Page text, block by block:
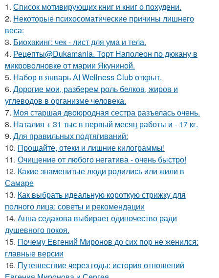
1. Список мотивирующих книг и книг о похудени.
2. Некоторые психосоматические причины лишнего
веса:
3. Биохакинг: чек - лист для ума и тела.
4. Рецепты@Dukamania. Торт Наполеон по дюкану в
микроволновке от марии Якуниной.
5. Набор в январь AI Wellness Club открыт.
6. Дорогие мои, разберем роль белков, жиров и
углеводов в организме человека.
7. Моя старшая двоюродная сестра разъелась очень.
8. Наталия + 31 тыс в первый месяц работы и - 17 кг.
9. Для правильных подтягиваний:
10. Прощайте, отеки и лишние килограммы!
11. Очищение от любого негатива - очень быстро!
12. Какие знаменитые люди родились или жили в
Самаре
13. Как выбрать идеальную короткую стрижку для
полного лица: советы и рекомендации
14. Анна седакова выбирает одиночество ради
душевного покоя.
15. Почему Евгений Миронов до сих пор не женился:
главные версии
16. Путешествие через годы: история отношений